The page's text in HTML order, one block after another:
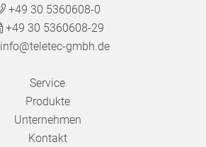
+49 30 5360608-0
+49 30 5360608-29
info@teletec-gmbh.de
Service
Produkte
Unternehmen
Kontakt